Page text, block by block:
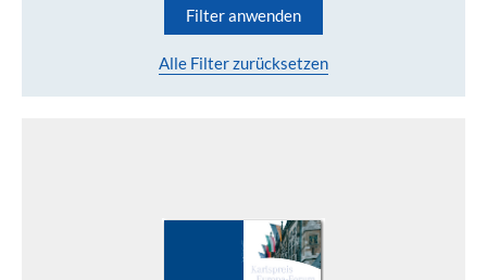
Filter anwenden
Alle Filter zurücksetzen